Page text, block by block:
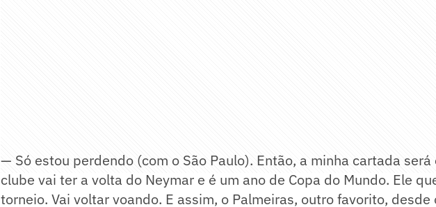
— Só estou perdendo (com o São Paulo). Então, a minha cartada será
clube vai ter a volta do Neymar e é um ano de Copa do Mundo. Ele
torneio. Vai voltar voando. E assim, o Palmeiras, outro favorito, desde